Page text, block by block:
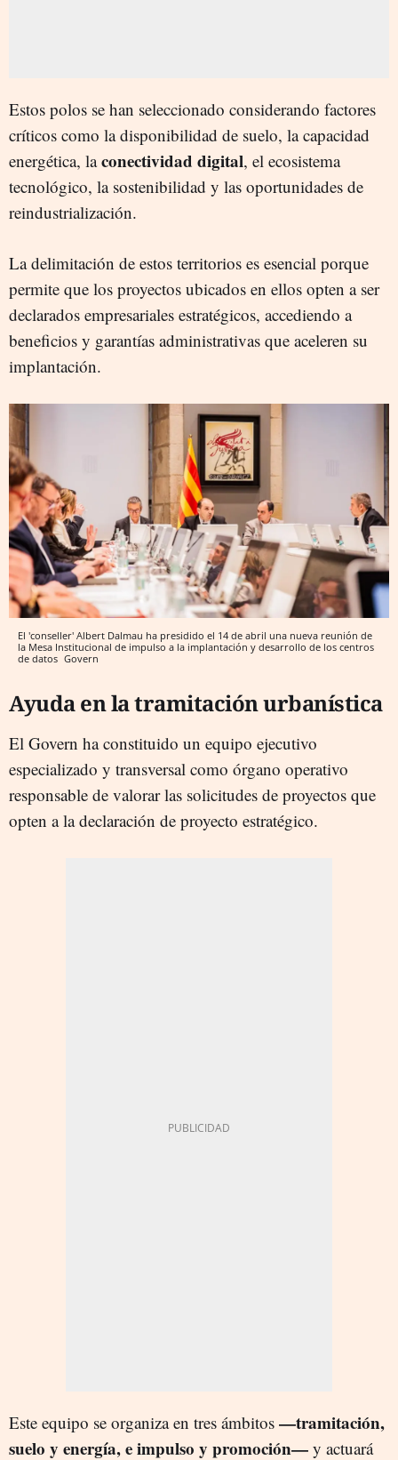
Estos polos se han seleccionado considerando factores
críticos como la disponibilidad de suelo, la capacidad
energética, laconectividad digital, el ecosistema
tecnológico, la sostenibilidad y las oportunidades de
reindustrialización.
La delimitación de estos territorios es esencial porque
permite que los proyectos ubicados en ellos opten a ser
declarados empresariales estratégicos, accediendo a
beneficios y garantías administrativas que aceleren su
implantación.
El 'conseller' Albert Dalmau ha presidido el 14 de abril una nueva reunión de
la Mesa Institucional de impulso a la implantación y desarrollo de los centros
de datos Govern
Ayuda en la tramitación urbanística
El Govern ha constituido un equipo ejecutivo
especializado y transversal como órgano operativo
responsable de valorar las solicitudes de proyectos que
opten a la declaración de proyecto estratégico.
Este equipo se organiza en tres ámbitos —tramitación,
suelo y energía, e impulso y promoción— y actuará